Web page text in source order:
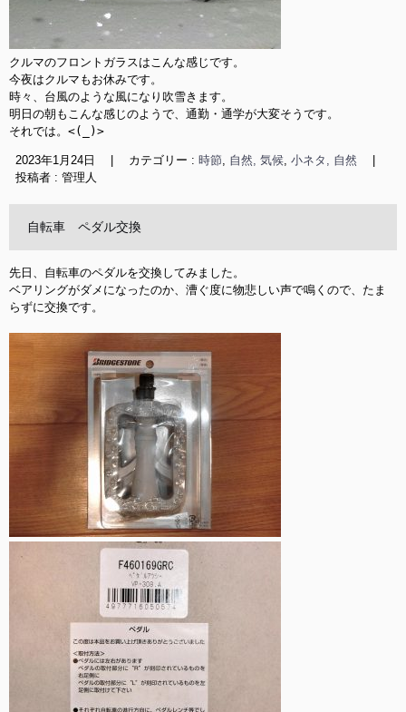
クルマのフロントガラスはこんな感じです。
今夜はクルマもお休みです。
時々、台風のような風になり吹雪きます。
明日の朝もこんな感じのようで、通勤・通学が大変そうです。
それでは。<(_)>
2023年1月24日 カテゴリー : 時節, 自然, 気候, 小ネタ, 自然
投稿者 : 管理人
自転車 ペダル交換
先日、自転車のペダルを交換してみました。
ベアリングがダメになったのか、漕ぐ度に物悲しい声で鳴くので、たま
らずに交換です。